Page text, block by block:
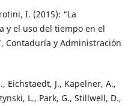
I. (2015): “La
y el uso del tiempo en el
Contaduría y Administración
Eichstaedt, J., Kapelner, A.,
L., Park, G., Stillwell, D.,